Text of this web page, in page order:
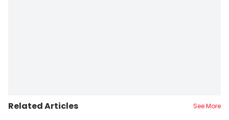
Related Articles See More